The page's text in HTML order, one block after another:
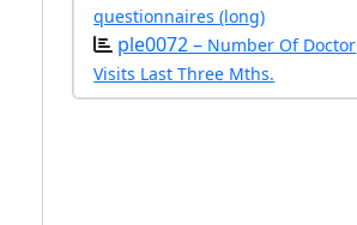
questionnaires (long)
ple0072 – Number Of Doctor
Visits Last Three Mths.